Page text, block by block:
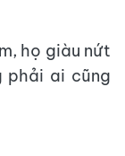
họ giàu nứt
phải ai cũng